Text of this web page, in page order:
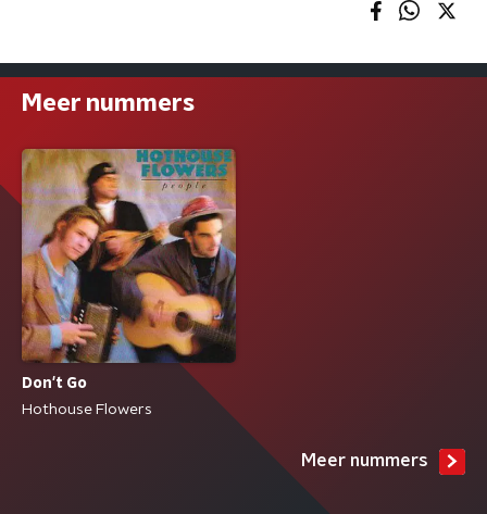
Meer nummers
Don't Go
Hothouse Flowers
Meer nummers